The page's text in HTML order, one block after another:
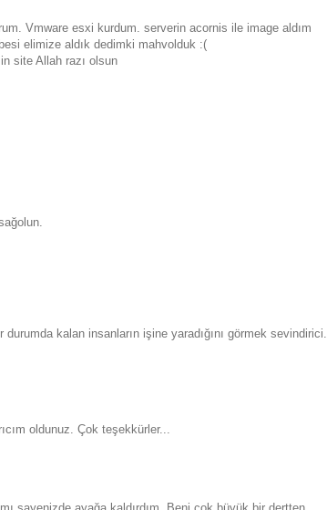
Vmware esxi kurdum. serverin acornis ile image aldım
elimize aldık dedimki mahvolduk :(
site Allah razı olsun
kalan insanların işine yaradığını görmek sevindirici.
oldunuz. Çok teşekkürler...